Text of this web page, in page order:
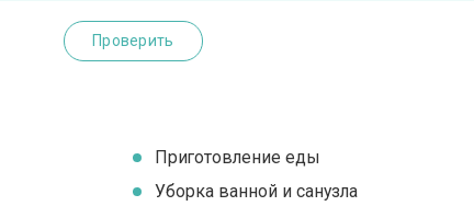
Проверить
Приготовление еды
Уборка ванной и санузла